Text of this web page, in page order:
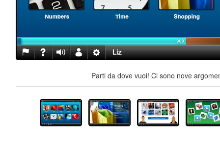
Parti da dove vuoi! Ci sono nove